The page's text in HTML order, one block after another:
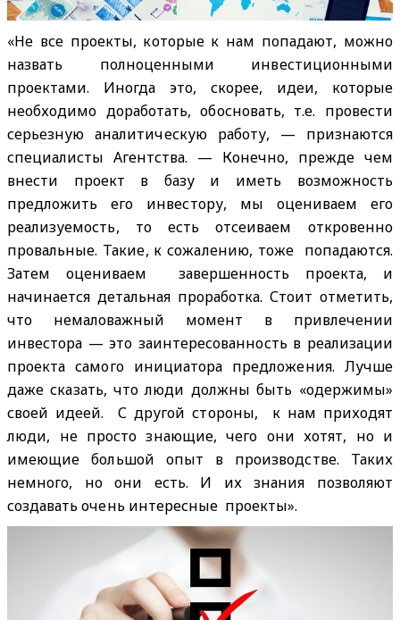
«Не все проекты, которые к нам попадают, можно
назвать полноценными инвестиционными
проектами. Иногда это, скорее, идеи, которые
необходимо доработать, обосновать, т.е. провести
серьезную аналитическую работу, — признаются
специалисты Агентства. — Конечно, прежде чем
внести проект в базу и иметь возможность
предложить его инвестору, мы оцениваем его
реализуемость, то есть отсеиваем откровенно
провальные. Такие, к сожалению, тоже попадаются.
Затем оцениваем завершенность проекта, и
начинается детальная проработка. Стоит отметить,
что немаловажный момент в привлечении
инвестора — это заинтересованность в реализации
проекта самого инициатора предложения. Лучше
даже сказать, что люди должны быть «одержимы»
своей идеей. С другой стороны, к нам приходят
люди, не просто знающие, чего они хотят, но и
имеющие большой опыт в производстве. Таких
немного, но они есть. И их знания позволяют
создавать очень интересные проекты».